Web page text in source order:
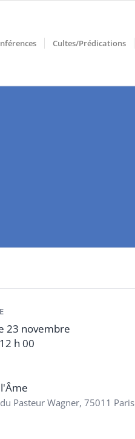
Cultes/Prédications
23 novembre
h 00
Pasteur Wagner, 75011 Paris